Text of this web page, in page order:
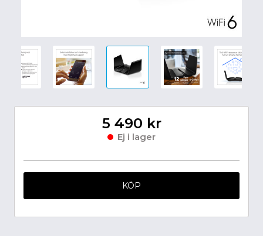
5 490 kr
Ej i lager
KÖP